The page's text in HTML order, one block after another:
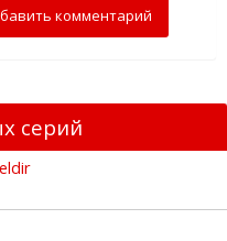
комментарий
серий